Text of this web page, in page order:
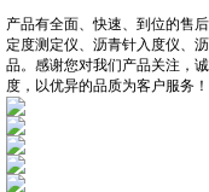
产品有全面、快速、到位的售
定度测定仪、沥青针入度仪、
品。感谢您对我们产品关注，
度，以优异的品质为客户服务！